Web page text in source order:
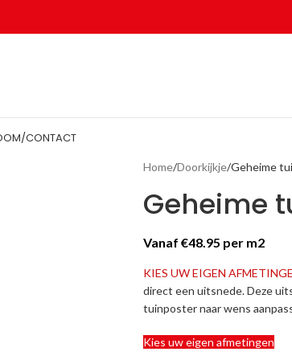
CONTACT
Home Doorkijkje Geheime
Geheime
Vanaf €48.95 per m2
KIES UW EIGEN
direct een uitsnede. Deze
tuinposter naar wens
Kies uw eigen afmetingen